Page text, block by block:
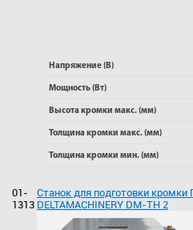
Напряжение (В)
Мощность (Вт)
Высота кромки макс. (мм)
Толщина кромки макс. (мм)
Толщина кромки мин. (мм)
01-
1313
Станок для подготовки кромки
DELTAMACHINERY DM-TH 2